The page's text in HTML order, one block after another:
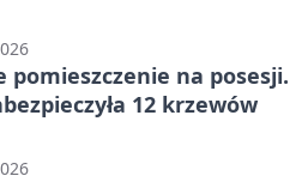
pomieszczenie na posesji.
12 krzewów